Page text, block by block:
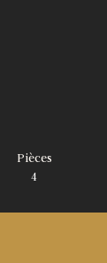
Pièces
4